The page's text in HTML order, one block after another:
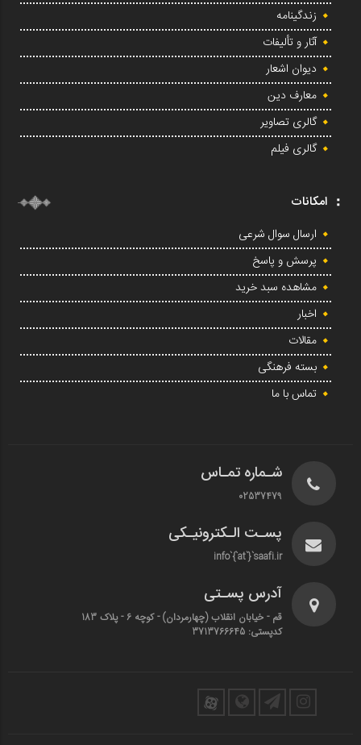
زندگینامه
آثار و تألیفات
دیوان اشعار
معارف دین
گالری تصاویر
گالری فیلم
امکانات
ارسال سوال شرعی
پرسش و پاسخ
مشاهده سبد خرید
اخبار
مقالات
بسته فرهنگی
تماس با ما
شـماره تمـاس
02537479
پسـت الـکترونیـکی
info`{`at`}`saafi.ir
آدرس پسـتی
قم - خیابان انقلاب (چهارمردان)‌ - کوچه 6 - پلاک 183
کدپستی: 3713766645